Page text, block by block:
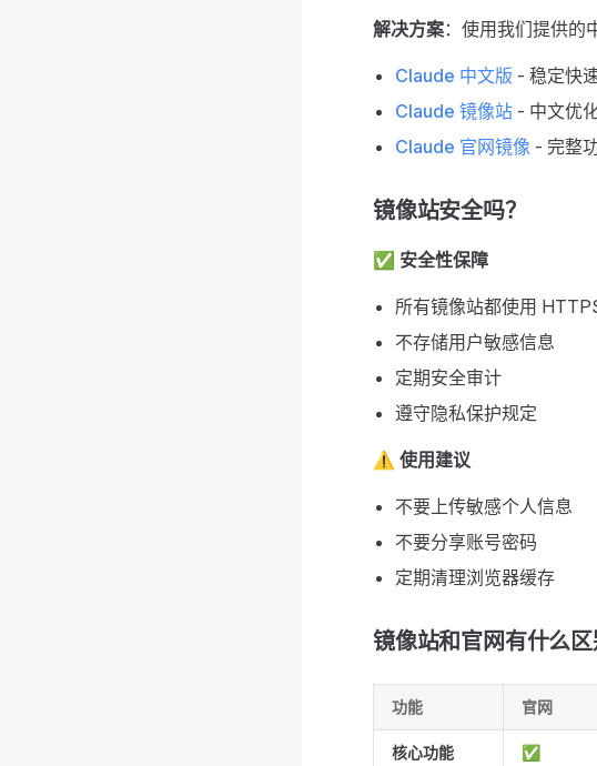
解决方案：使用我们提供的
Claude 中文版 - 稳定快
Claude 镜像站 - 中文优
Claude 官网镜像 - 完整
镜像站安全吗？
✅ 安全性保障
所有镜像站都使用
不存储用户敏感信息
定期安全审计
遵守隐私保护规定
⚠️ 使用建议
不要上传敏感个人信息
不要分享账号密码
定期清理浏览器缓存
镜像站和官网有什么区
功能 官网
核心功能 ✅